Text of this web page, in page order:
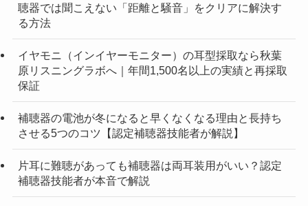
聴器では聞こえない「距離と騒音」をクリアに解決す
る方法
イヤモニ（インイヤーモニター）の耳型採取なら秋葉
原リスニングラボへ｜年間1,500名以上の実績と再採取
保証
補聴器の電池が冬になると早くなくなる理由と長持ち
させる5つのコツ【認定補聴器技能者が解説】
片耳に難聴があっても補聴器は両耳装用がいい？認定
補聴器技能者が本音で解説